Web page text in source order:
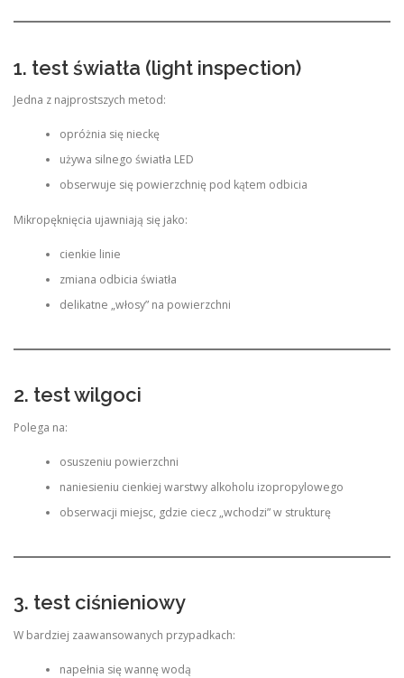
1. test światła (light inspection)
Jedna z najprostszych metod:
opróżnia się nieckę
używa silnego światła LED
obserwuje się powierzchnię pod kątem odbicia
Mikropęknięcia ujawniają się jako:
cienkie linie
zmiana odbicia światła
delikatne „włosy” na powierzchni
2. test wilgoci
Polega na:
osuszeniu powierzchni
naniesieniu cienkiej warstwy alkoholu izopropylowego
obserwacji miejsc, gdzie ciecz „wchodzi” w strukturę
3. test ciśnieniowy
W bardziej zaawansowanych przypadkach:
napełnia się wannę wodą